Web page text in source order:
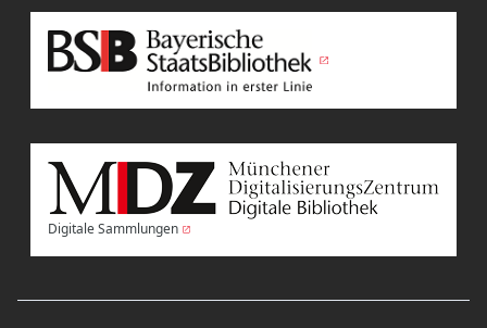
Digitale Sammlungen